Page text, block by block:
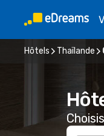
Hôtels Thaïlande